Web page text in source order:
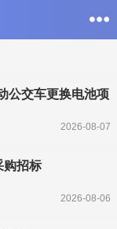
公交车更换电池项
2026-08-07
购招标
2026-08-06